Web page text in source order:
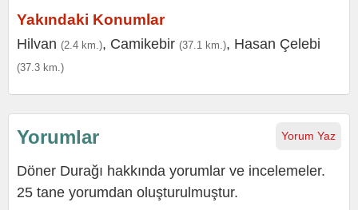
Yakındaki Konumlar
Hilvan (2.4 km.), Camikebir (37.1 km.), Hasan Çelebi
(37.3 km.)
Yorum Yaz
Yorumlar
Döner Durağı hakkında yorumlar ve incelemeler.
25 tane yorumdan oluşturulmuştur.